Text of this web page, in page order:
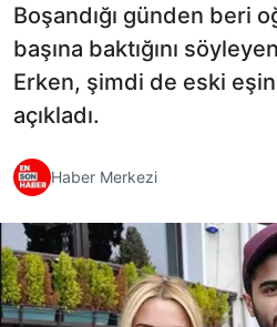
Boşandığı günden beri
başına baktığını
Erken, şimdi de eski
açıkladı.
Haber Merkezi